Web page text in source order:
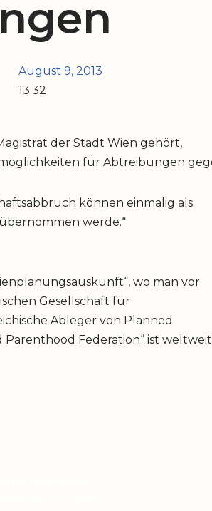
August 9, 2013
13:32
der Stadt Wien gehört,
für Abtreibungen
können einmalig als
werde.“
wo man vor
Gesellschaft für
Ableger von Planned
Federation“ ist